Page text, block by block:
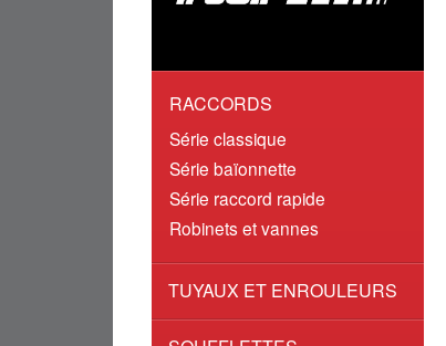
RACCORDS
Série classique
Série baïonnette
Série raccord rapide
Robinets et vannes
TUYAUX ET ENROULEURS